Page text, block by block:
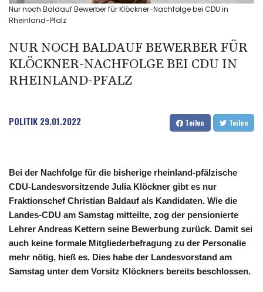
Nur noch Baldauf Bewerber für Klöckner-Nachfolge bei CDU in
Rheinland-Pfalz
NUR NOCH BALDAUF BEWERBER FÜR
KLÖCKNER-NACHFOLGE BEI CDU IN
RHEINLAND-PFALZ
POLITIK 29.01.2022 Teilen Teilen
Bei der Nachfolge für die bisherige rheinland-pfälzische
CDU-Landesvorsitzende Julia Klöckner gibt es nur
Fraktionschef Christian Baldauf als Kandidaten. Wie die
Landes-CDU am Samstag mitteilte, zog der pensionierte
Lehrer Andreas Kettern seine Bewerbung zurück. Damit sei
auch keine formale Mitgliederbefragung zu der Personalie
mehr nötig, hieß es. Dies habe der Landesvorstand am
Samstag unter dem Vorsitz Klöckners bereits beschlossen.